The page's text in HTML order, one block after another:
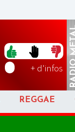
+ d'infos
REGGAE